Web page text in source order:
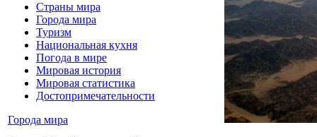
Страны мира
Города мира
Туризм
Национальная кухня
Погода в мире
Мировая история
Мировая статистика
Достопримечательности
Города мира